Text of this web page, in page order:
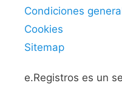
Condiciones
Cookies
Sitemap
e.Registros es un